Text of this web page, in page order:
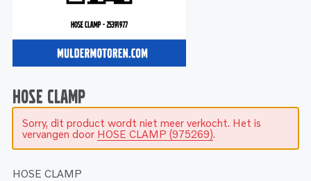
Onderdelen
Motoren
Onderdelen
Service
Motoren
Service en onderhoud
Reman – Pleziervaart
Reman - Bedrijfsvaart
Reman – Industrie
HOSE CLAMP
Sorry, dit product wordt niet meer verkocht. Het is
vervangen door HOSE CLAMP (975269).
HOSE CLAMP